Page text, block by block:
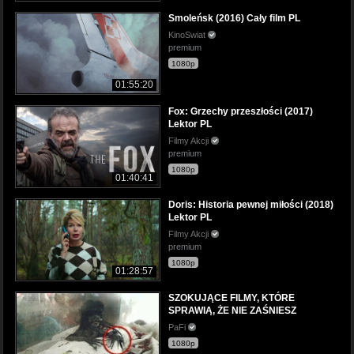
01:55:20
Smoleńsk (2016) Cały film PL
KinoSwiat
premium
1080p
01:40:41
Fox: Grzechy przeszłości (2017)
Lektor PL
Filmy Akcji
premium
1080p
01:28:57
Doris: Historia pewnej miłości (2018)
Lektor PL
Filmy Akcji
premium
1080p
SZOKUJĄCE FILMY, KTÓRE
SPRAWIĄ, ŻE NIE ZAŚNIESZ
PaFi
1080p